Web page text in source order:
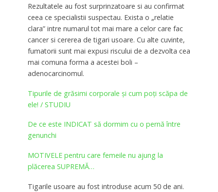
Rezultatele au fost surprinzatoare si au confirmat
ceea ce specialistii suspectau. Exista o „relatie
clara” intre numarul tot mai mare a celor care fac
cancer si cererea de tigari usoare. Cu alte cuvinte,
fumatorii sunt mai expusi riscului de a dezvolta cea
mai comuna forma a acestei boli –
adenocarcinomul.
Tipurile de grăsimi corporale și cum poți scăpa de
ele! / STUDIU
De ce este INDICAT să dormim cu o pernă între
genunchi
MOTIVELE pentru care femeile nu ajung la
plăcerea SUPREMĂ…
Tigarile usoare au fost introduse acum 50 de ani.